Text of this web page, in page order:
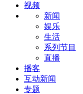
视频
新闻
娱乐
生活
系列节目
直播
播客
互动新闻
专题